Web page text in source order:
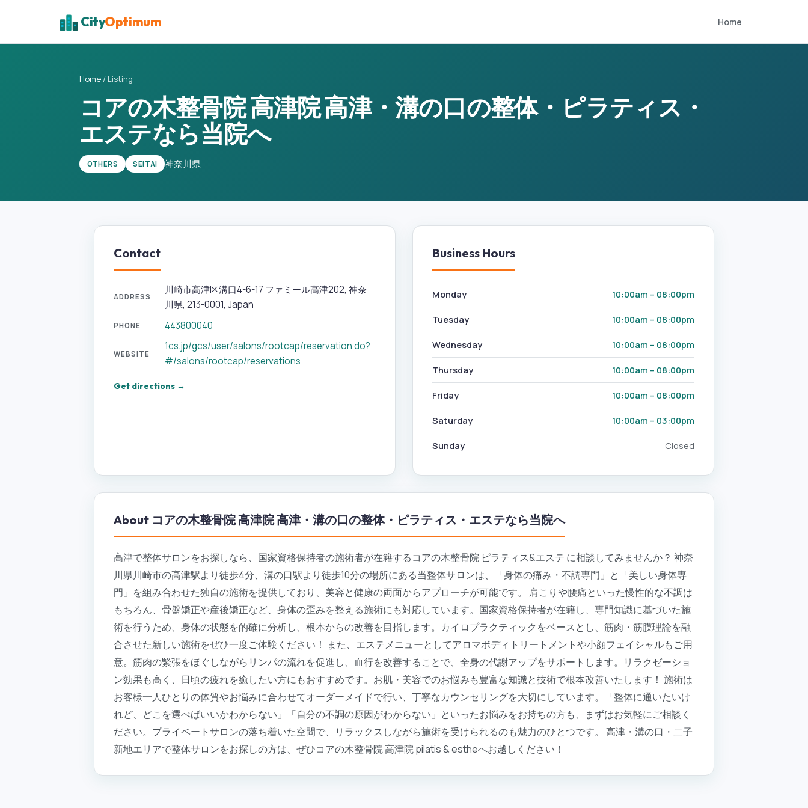
CityOptimum Home
Home / Listing
コアの木整骨院 高津院 高津・溝の口の整体・ピラティス・
エステなら当院へ
OTHERS SEITAI 神奈川県
Contact
ADDRESS
川崎市高津区溝口4-6-17 ファミール高津202, 神奈
川県, 213-0001, Japan
PHONE 443800040
WEBSITE
1cs.jp/gcs/user/salons/rootcap/reservation.do?
#/salons/rootcap/reservations
Get directions →
Business Hours
Monday 10:00am – 08:00pm
Tuesday 10:00am – 08:00pm
Wednesday 10:00am – 08:00pm
Thursday 10:00am – 08:00pm
Friday 10:00am – 08:00pm
Saturday 10:00am – 03:00pm
Sunday Closed
About コアの木整骨院 高津院 高津・溝の口の整体・ピラティス・エステなら当院へ
高津で整体サロンをお探しなら、国家資格保持者の施術者が在籍するコアの木整骨院 ピラティス&エステ に相談してみませんか？ 神奈
川県川崎市の高津駅より徒歩4分、溝の口駅より徒歩10分の場所にある当整体サロンは、「身体の痛み・不調専門」と「美しい身体専
門」を組み合わせた独自の施術を提供しており、美容と健康の両面からアプローチが可能です。 肩こりや腰痛といった慢性的な不調は
もちろん、骨盤矯正や産後矯正など、身体の歪みを整える施術にも対応しています。国家資格保持者が在籍し、専門知識に基づいた施
術を行うため、身体の状態を的確に分析し、根本からの改善を目指します。カイロプラクティックをベースとし、筋肉・筋膜理論を融
合させた新しい施術をぜひ一度ご体験ください！ また、エステメニューとしてアロマボディトリートメントや小顔フェイシャルもご用
意。筋肉の緊張をほぐしながらリンパの流れを促進し、血行を改善することで、全身の代謝アップをサポートします。リラクゼーショ
ン効果も高く、日頃の疲れを癒したい方にもおすすめです。お肌・美容でのお悩みも豊富な知識と技術で根本改善いたします！ 施術は
お客様一人ひとりの体質やお悩みに合わせてオーダーメイドで行い、丁寧なカウンセリングを大切にしています。「整体に通いたいけ
れど、どこを選べばいいかわからない」「自分の不調の原因がわからない」といったお悩みをお持ちの方も、まずはお気軽にご相談く
ださい。プライベートサロンの落ち着いた空間で、リラックスしながら施術を受けられるのも魅力のひとつです。 高津・溝の口・二子
新地エリアで整体サロンをお探しの方は、ぜひコアの木整骨院 高津院 pilatis & estheへお越しください！